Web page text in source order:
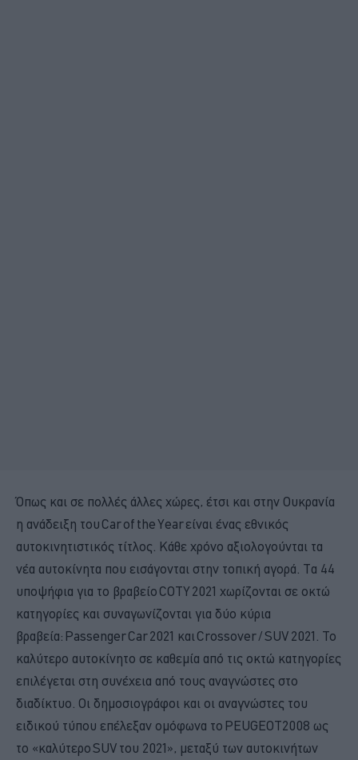
Όπως και σε πολλές άλλες χώρες, έτσι και στην Ουκρανία
η ανάδειξη του Car of the Year είναι ένας εθνικός
αυτοκινητιστικός τίτλος. Κάθε χρόνο αξιολογούνται τα
νέα αυτοκίνητα που εισάγονται στην τοπική αγορά. Τα 44
υποψήφια για το βραβείο COTY 2021 χωρίζονται σε οκτώ
κατηγορίες και συναγωνίζονται για δύο κύρια
βραβεία: Passenger Car 2021 και Crossover / SUV 2021. Το
καλύτερο αυτοκίνητο σε καθεμία από τις οκτώ κατηγορίες
επιλέγεται στη συνέχεια από τους αναγνώστες στο
διαδίκτυο. Οι δημοσιογράφοι και οι αναγνώστες του
ειδικού τύπου επέλεξαν ομόφωνα το PEUGEOT2008 ως
το «καλύτερο SUV του 2021», μεταξύ των αυτοκινήτων